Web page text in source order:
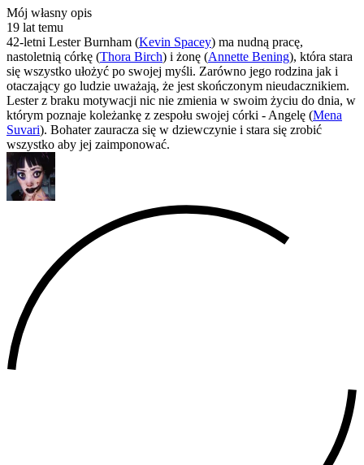
Mój własny opis
19 lat temu
42-letni Lester Burnham (Kevin Spacey) ma nudną pracę,
nastoletnią córkę (Thora Birch) i żonę (Annette Bening), która stara
się wszystko ułożyć po swojej myśli. Zarówno jego rodzina jak i
otaczający go ludzie uważają, że jest skończonym nieudacznikiem.
Lester z braku motywacji nic nie zmienia w swoim życiu do dnia, w
którym poznaje koleżankę z zespołu swojej córki - Angelę (Mena
Suvari). Bohater zauracza się w dziewczynie i stara się zrobić
wszystko aby jej zaimponować.